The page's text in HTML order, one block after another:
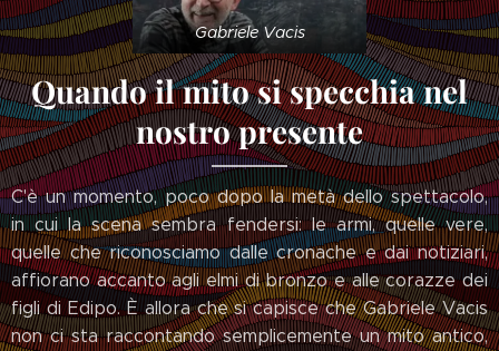
Gabriele Vacis
Quando il mito si specchia nel
nostro presente
C'è un momento, poco dopo la metà dello spettacolo,
in cui la scena sembra fendersi: le armi, quelle vere,
quelle che riconosciamo dalle cronache e dai notiziari,
affiorano accanto agli elmi di bronzo e alle corazze dei
figli di Edipo. È allora che si capisce che Gabriele Vacis
non ci sta raccontando semplicemente un mito antico,